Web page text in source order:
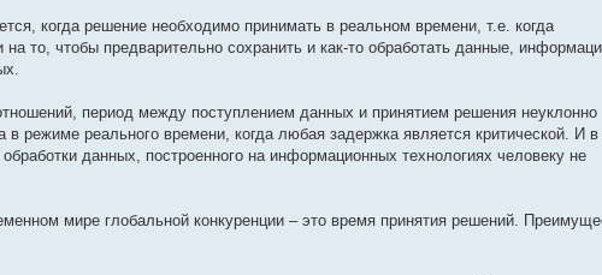
когда решение необходимо принимать в реальном времени, т.е. когда
то, чтобы предварительно сохранить и как-то обработать данные,
период между поступлением данных и принятием решения неуклонно
режиме реального времени, когда любая задержка является критической. И в
данных, построенного на информационных технологиях человеку не
мире глобальной конкуренции – это время принятия решений.